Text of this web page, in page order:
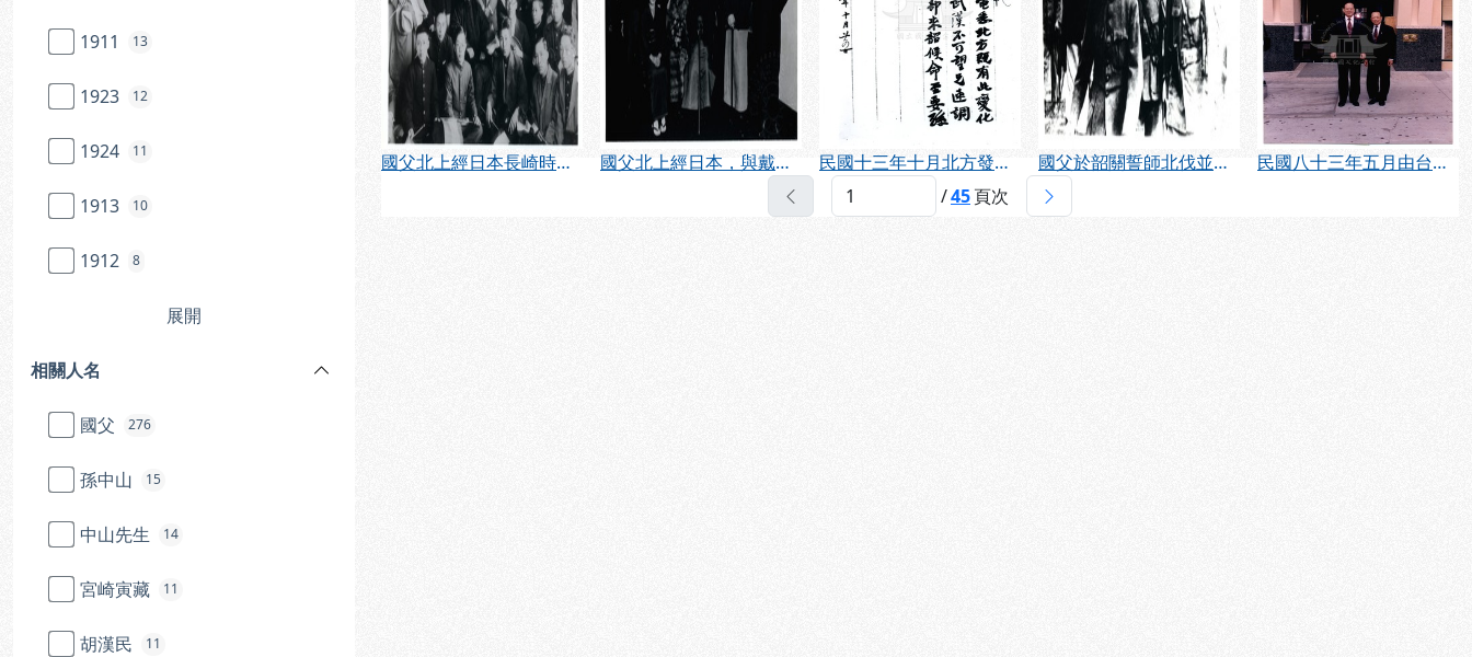
1911 13
1923 12
1924 11
1913 10
1912 8
展開
相關人名
國父 276
孫中山 15
中山先生 14
宮崎寅藏 11
胡漢民 11
國父北上經日本長崎時，在“上海丸＂對我留日學生等訓話後合影（民國13年11月） 國父北上經日本，與戴傳賢及日本友人合影（民國13年11月） 民國十三年十月北方發生政變，此為國父致許崇智之密電 國父於韶關誓師北伐並檢閱國民革命軍（民國13年9月）
民國八十三年五月由台北國父紀念館主辦的「國父史蹟巡迴展」在美國舊金山國父紀念館展出。
上一頁
/45頁次